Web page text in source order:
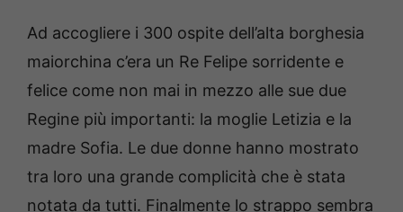
Ad accogliere i 300 ospite dell’alta borghesia
maiorchina c’era un Re Felipe sorridente e
felice come non mai in mezzo alle sue due
Regine più importanti: la moglie Letizia e la
madre Sofia. Le due donne hanno mostrato
tra loro una grande complicità che è stata
notata da tutti. Finalmente lo strappo sembra